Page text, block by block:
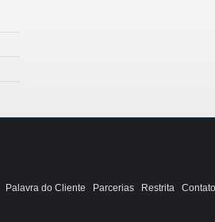
Palavra do Cliente Parcerias Restrita Contato